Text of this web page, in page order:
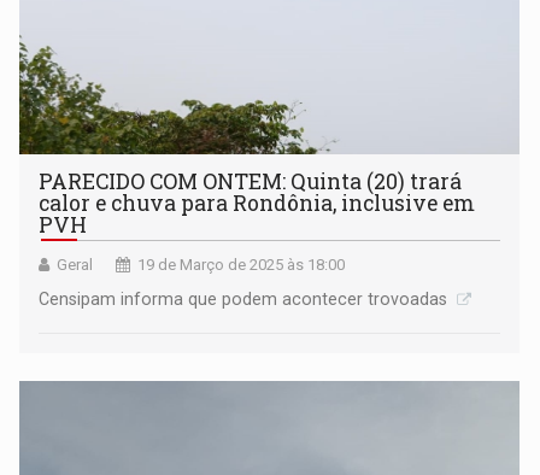
PARECIDO COM ONTEM: Quinta (20) trará
calor e chuva para Rondônia, inclusive em
PVH
Geral 19 de Março de 2025 às 18:00
Censipam informa que podem acontecer trovoadas